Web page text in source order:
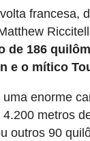
francesa,
de 186
e o mítico
enorme
metros
outros 90